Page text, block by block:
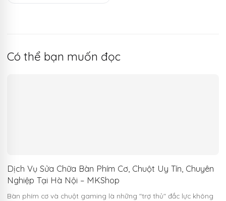
105.000 ₫.
Có thể bạn muốn đọc
Dịch Vụ Sửa Chữa Bàn Phím Cơ, Chuột Uy Tín, Chuyên
Nghiệp Tại Hà Nội – MKShop
Bàn phím cơ và chuột gaming là những "trợ thủ" đắc lực không